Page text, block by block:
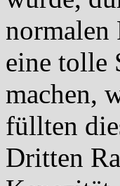
normalen
eine tolle
machen,
füllten
Dritten